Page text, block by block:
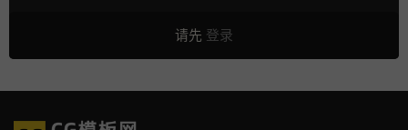
请先 登录